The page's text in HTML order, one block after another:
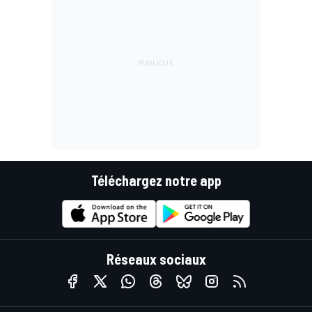
Téléchargez notre app
Réseaux sociaux